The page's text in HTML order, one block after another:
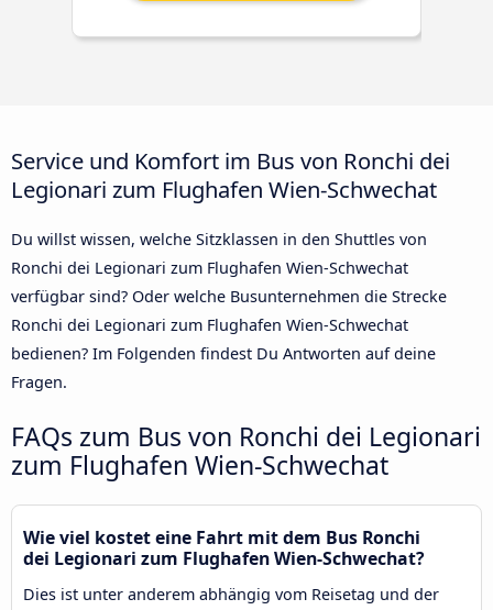
Service und Komfort im Bus von Ronchi dei
Legionari zum Flughafen Wien-Schwechat
Du willst wissen, welche Sitzklassen in den Shuttles von
Ronchi dei Legionari zum Flughafen Wien-Schwechat
verfügbar sind? Oder welche Busunternehmen die Strecke
Ronchi dei Legionari zum Flughafen Wien-Schwechat
bedienen? Im Folgenden findest Du Antworten auf deine
Fragen.
FAQs zum Bus von Ronchi dei Legionari
zum Flughafen Wien-Schwechat
Wie viel kostet eine Fahrt mit dem Bus Ronchi
dei Legionari zum Flughafen Wien-Schwechat?
Dies ist unter anderem abhängig vom Reisetag und der